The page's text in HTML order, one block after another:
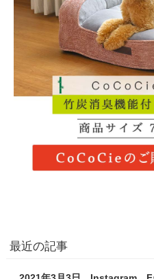
最近の記事